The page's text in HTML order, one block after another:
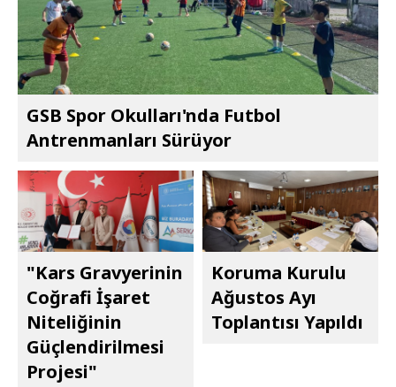
GSB Spor Okulları'nda Futbol
Antrenmanları Sürüyor
"Kars Gravyerinin
Coğrafi İşaret
Niteliğinin
Güçlendirilmesi
Projesi"
Koruma Kurulu
Ağustos Ayı
Toplantısı Yapıldı